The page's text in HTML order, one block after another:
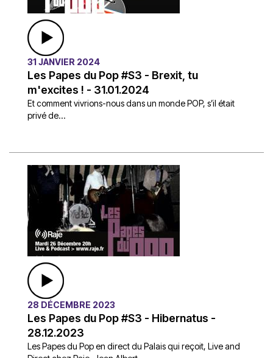
31 JANVIER 2024
Les Papes du Pop #S3 - Brexit, tu
m'excites ! - 31.01.2024
Et comment vivrions-nous dans un monde POP, s’il était
privé de...
28 DÉCEMBRE 2023
Les Papes du Pop #S3 - Hibernatus -
28.12.2023
Les Papes du Pop en direct du Palais qui reçoit, Live and